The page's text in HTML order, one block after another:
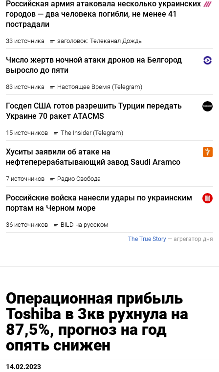
Операционная прибыль
Toshiba в 3кв рухнула на
87,5%, прогноз на год
опять снижен
14.02.2023